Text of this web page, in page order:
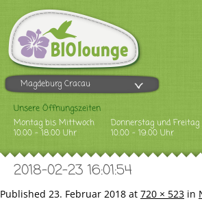
Magdeburg Cracau
Unsere Öffnungszeiten
Montag bis Mittwoch
10.00 - 18.00 Uhr
Donnerstag und Freitag
10.00 - 19.00 Uhr
2018-02-23 16:01:54
Published 23. Februar 2018 at 720 × 523 in